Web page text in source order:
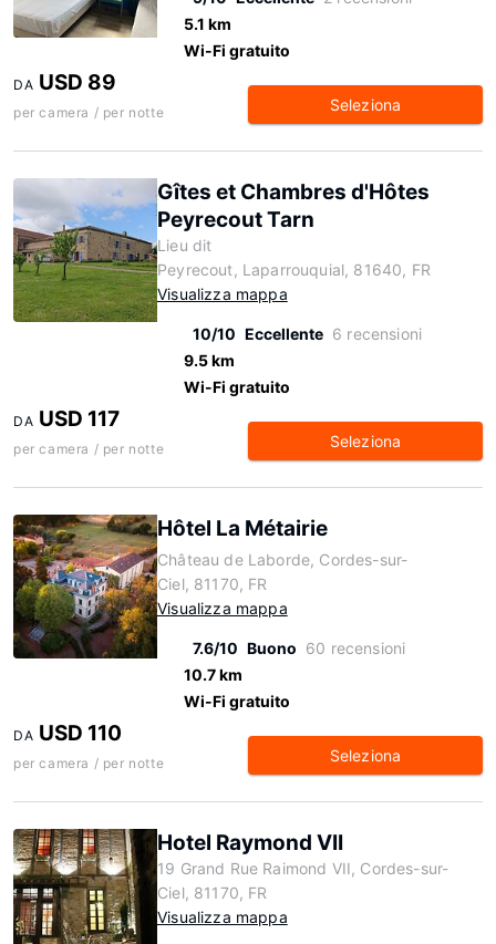
5.1 km
Wi-Fi gratuito
DA USD 89
per camera / per notte Seleziona
Gîtes et Chambres d'Hôtes
Peyrecout Tarn
Lieu dit
Peyrecout, Laparrouquial, 81640, FR
Visualizza mappa
10/10 Eccellente 6 recensioni
9.5 km
Wi-Fi gratuito
DA USD 117
per camera / per notte Seleziona
Hôtel La Métairie
Château de Laborde, Cordes-sur-
Ciel, 81170, FR
Visualizza mappa
7.6/10 Buono 60 recensioni
10.7 km
Wi-Fi gratuito
DA USD 110
per camera / per notte Seleziona
Hotel Raymond VII
19 Grand Rue Raimond VII, Cordes-sur-
Ciel, 81170, FR
Visualizza mappa